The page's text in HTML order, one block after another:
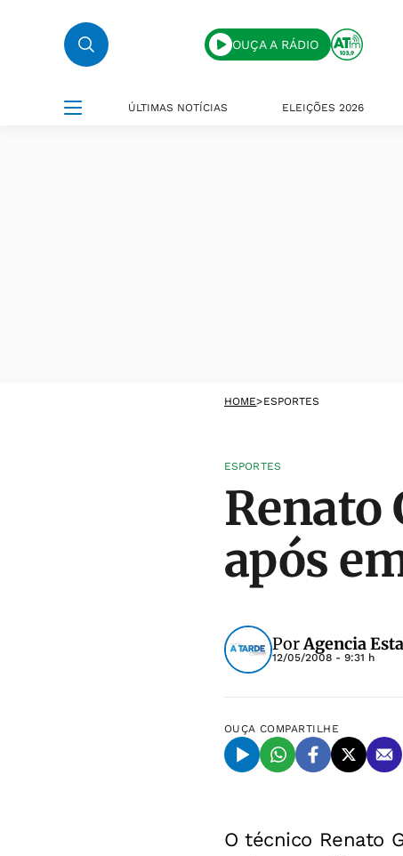
OUÇA A RÁDIO
ÚLTIMAS NOTÍCIAS ELEIÇÕES 2026
HOME>ESPORTES
ESPORTES
Renato
após
PorAgencia
12/05/2008 - 9:31 h
OUÇA COMPARTILHE
O técnico Renato